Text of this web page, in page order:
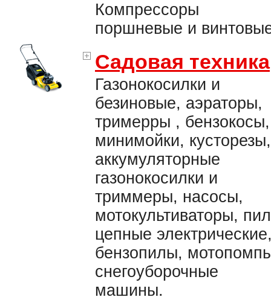
Компрессоры
поршневые и
Садовая техника
Газонокосилки и
безиновые, аэраторы,
тримерры , бензокосы,
минимойки, кусторезы,
аккумуляторные
газонокосилки и
триммеры, насосы,
мотокультиваторы,
цепные
бензопилы,
снегоуборочные
машины.